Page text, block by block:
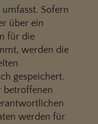
Sofern
über ein
für die
werden die
gespeichert.
betroffenen
werden für